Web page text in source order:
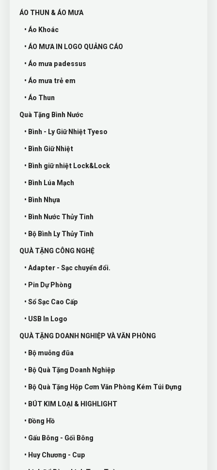
ÁO THUN & ÁO MƯA
• Áo Khoác
• ÁO MƯA IN LOGO QUẢNG CÁO
• Áo mưa padessus
• Áo mưa trẻ em
• Áo Thun
Quà Tặng Bình Nước
• Bình - Ly Giữ Nhiệt Tyeso
• Bình Giữ Nhiệt
• Bình giữ nhiệt Lock&Lock
• Bình Lúa Mạch
• Bình Nhựa
• Bình Nước Thủy Tinh
• Bộ Bình Ly Thủy Tinh
QUÀ TẶNG CÔNG NGHỆ
• Adapter - Sạc chuyển đổi.
• Pin Dự Phòng
• Sổ Sạc Cao Cấp
• USB In Logo
QUÀ TẶNG DOANH NGHIỆP VÀ VĂN PHÒNG
• Bộ muỗng đũa
• Bộ Quà Tặng Doanh Nghiệp
• Bộ Quà Tặng Hộp Cơm Văn Phòng Kém Túi Đựng
• BÚT KIM LOẠI & HIGHLIGHT
• Đồng Hồ
• Gấu Bông - Gối Bông
• Huy Chương - Cup